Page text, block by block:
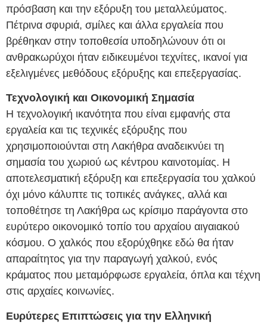
πρόσβαση και την εξόρυξη του μεταλλεύματος.
Πέτρινα σφυριά, σμίλες και άλλα εργαλεία που
βρέθηκαν στην τοποθεσία υποδηλώνουν ότι οι
ανθρακωρύχοι ήταν ειδικευμένοι τεχνίτες, ικανοί για
εξελιγμένες μεθόδους εξόρυξης και επεξεργασίας.
Τεχνολογική και Οικονομική Σημασία
Η τεχνολογική ικανότητα που είναι εμφανής στα
εργαλεία και τις τεχνικές εξόρυξης που
χρησιμοποιούνται στη Λακήθρα αναδεικνύει τη
σημασία του χωριού ως κέντρου καινοτομίας. Η
αποτελεσματική εξόρυξη και επεξεργασία του χαλκού
όχι μόνο κάλυπτε τις τοπικές ανάγκες, αλλά και
τοποθέτησε τη Λακήθρα ως κρίσιμο παράγοντα στο
ευρύτερο οικονομικό τοπίο του αρχαίου αιγαιακού
κόσμου. Ο χαλκός που εξορύχθηκε εδώ θα ήταν
απαραίτητος για την παραγωγή χαλκού, ενός
κράματος που μεταμόρφωσε εργαλεία, όπλα και τέχνη
στις αρχαίες κοινωνίες.
Ευρύτερες Επιπτώσεις για την Ελληνική